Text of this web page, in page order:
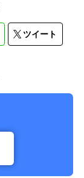
ツイート